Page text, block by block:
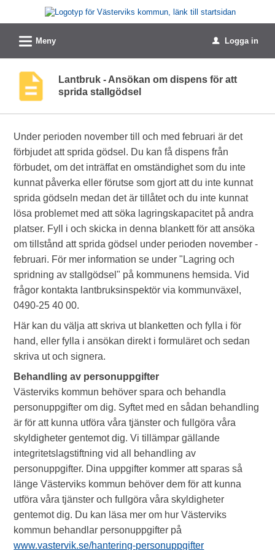
Välkommen
till
tjänster
Västerviks
kommun
L Meny u Logga in
Lantbruk - Ansökan om dispens för att
sprida stallgödsel
Under perioden november till och med februari är det
förbjudet att sprida gödsel. Du kan få dispens från
förbudet, om det inträffat en omständighet som du inte
kunnat påverka eller förutse som gjort att du inte kunnat
sprida gödseln medan det är tillåtet och du inte kunnat
lösa problemet med att söka lagringskapacitet på andra
platser. Fyll i och skicka in denna blankett för att ansöka
om tillstånd att sprida gödsel under perioden november -
februari. För mer information se under "Lagring och
spridning av stallgödsel" på kommunens hemsida. Vid
frågor kontakta lantbruksinspektör via kommunväxel,
0490-25 40 00.
Här kan du välja att skriva ut blanketten och fylla i för
hand, eller fylla i ansökan direkt i formuläret och sedan
skriva ut och signera.
Behandling av personuppgifter
Västerviks kommun behöver spara och behandla
personuppgifter om dig. Syftet med en sådan behandling
är för att kunna utföra våra tjänster och fullgöra våra
skyldigheter gentemot dig. Vi tillämpar gällande
integritetslagstiftning vid all behandling av
personuppgifter. Dina uppgifter kommer att sparas så
länge Västerviks kommun behöver dem för att kunna
utföra våra tjänster och fullgöra våra skyldigheter
gentemot dig. Du kan läsa mer om hur Västerviks
kommun behandlar personuppgifter på
www.vastervik.se/hantering-personuppgifter